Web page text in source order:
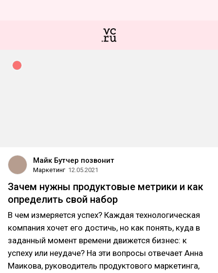
Майк Бутчер позвонит
Маркетинг 12.05.2021
Зачем нужны продуктовые метрики и как
определить свой набор
В чем измеряется успех? Каждая технологическая
компания хочет его достичь, но как понять, куда в
заданный момент времени движется бизнес: к
успеху или неудаче? На эти вопросы отвечает Анна
Маикова, руководитель продуктового маркетинга,